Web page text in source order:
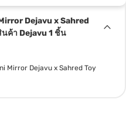
Dejavu x Sahred
ค้า Dejavu 1 ชิ้น
Mirror Dejavu x Sahred Toy